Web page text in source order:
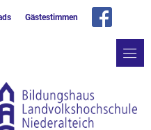
Gästestimmen